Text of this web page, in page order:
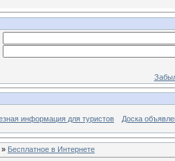
информация для туристов Доска
» Бесплатное в Интернете